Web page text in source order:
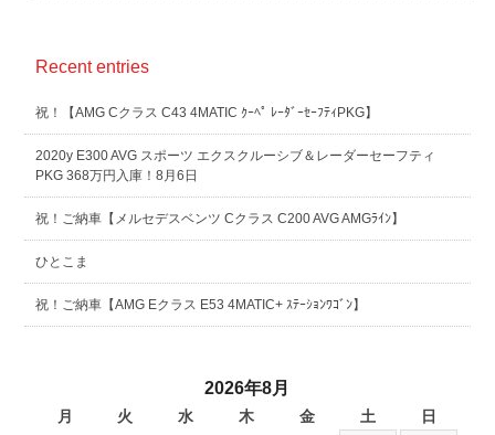
Recent entries
祝！【AMG Cクラス C43 4MATIC ｸｰﾍﾟ ﾚｰﾀﾞｰｾｰﾌﾃｨPKG】
2020y E300 AVG スポーツ エクスクルーシブ＆レーダーセーフティ
PKG 368万円入庫！8月6日
祝！ご納車【メルセデスベンツ Cクラス C200 AVG AMGﾗｲﾝ】
ひとこま
祝！ご納車【AMG Eクラス E53 4MATIC+ ｽﾃｰｼｮﾝﾜｺﾞﾝ】
2026年8月
月 火 水 木 金 土 日